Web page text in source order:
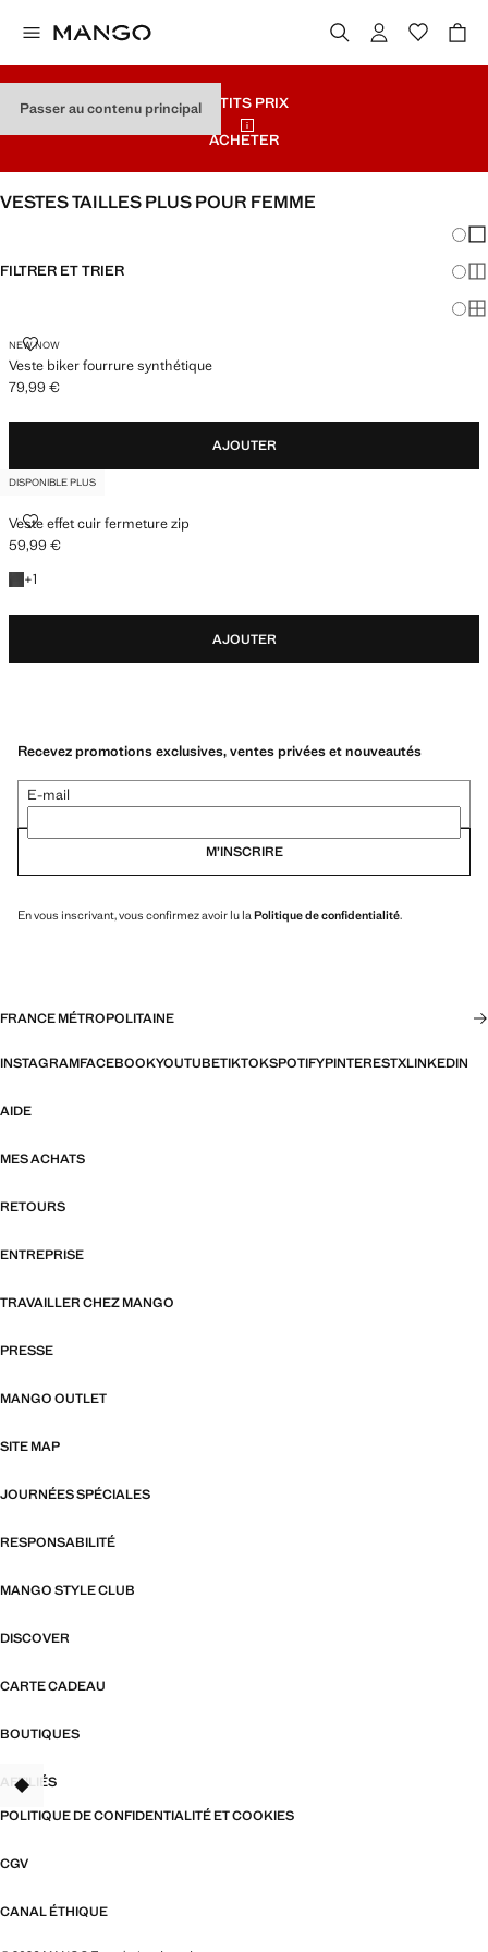
Passer au contenu principalPETITS PRIX
ACHETER
VESTES TAILLES PLUS POUR FEMME
FILTRER ET TRIER
NEW NOW
Veste biker fourrure synthétique
VESTE BIKER FOURRURE SYNTHÉTIQUE
Prix actuel [79,99 € ]
79,99 €
AJOUTER
DISPONIBLE PLUS
Veste effet cuir fermeture zip
VESTE EFFET CUIR FERMETURE ZIP
Prix actuel [59,99 € ]
59,99 €
+1
+1 couleur
AJOUTER
Recevez promotions exclusives, ventes privées et nouveautés
E-mail
M’INSCRIRE
En vous inscrivant, vous confirmez avoir lu la Politique de confidentialité.
FRANCE MÉTROPOLITAINE
INSTAGRAMFACEBOOKYOUTUBETIKTOKSPOTIFYPINTERESTXLINKEDIN
AIDE
MES ACHATS
RETOURS
ENTREPRISE
TRAVAILLER CHEZ MANGO
PRESSE
MANGO OUTLET
SITE MAP
JOURNÉES SPÉCIALES
RESPONSABILITÉ
MANGO STYLE CLUB
DISCOVER
CARTE CADEAU
BOUTIQUES
AFFILIÉS
POLITIQUE DE CONFIDENTIALITÉ ET COOKIES
CGV
CANAL ÉTHIQUE